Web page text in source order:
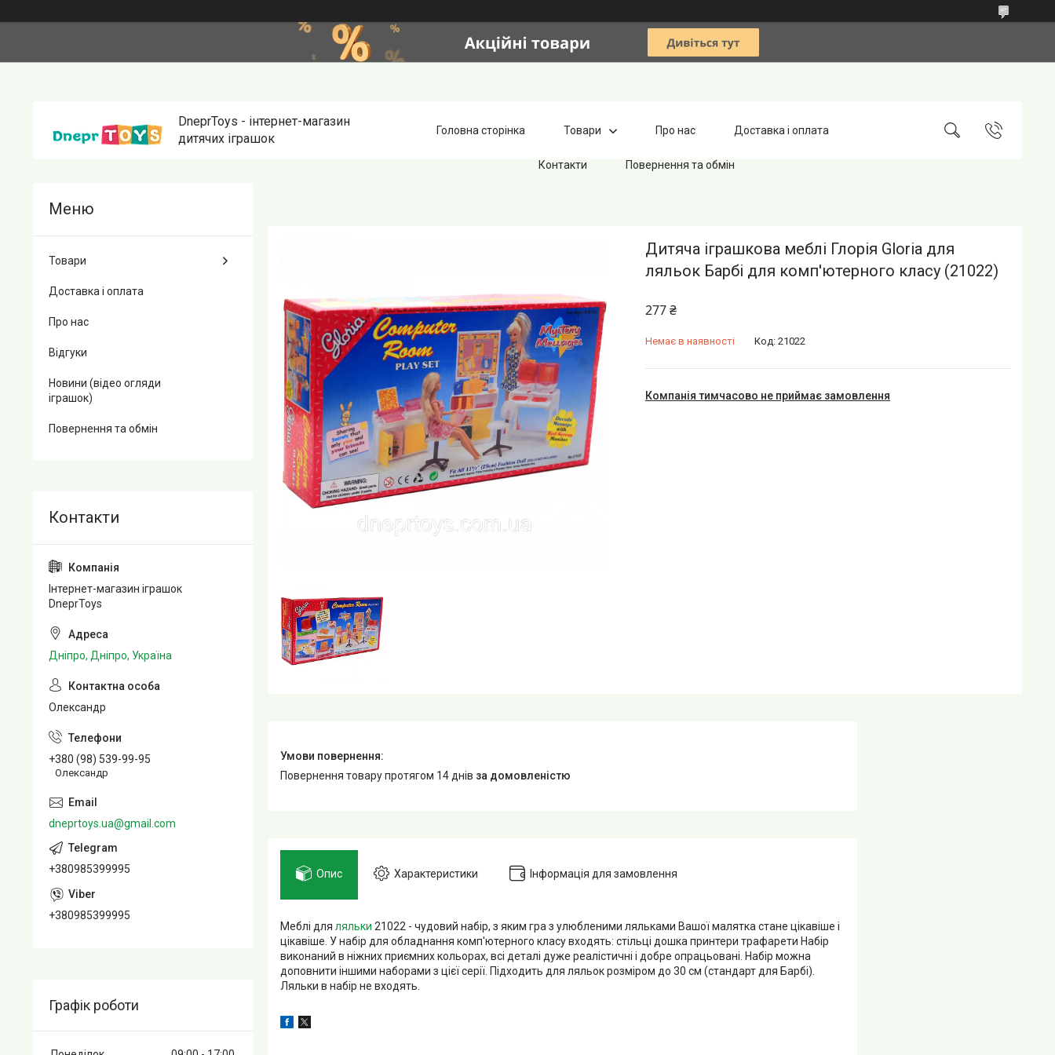
DneprToys - інтернет-магазин
дитячих іграшок
Головна сторінка Товари Про нас Доставка і оплата
Контакти Повернення та обмін
Дитяча іграшкова меблі Глорія Gloria для
ляльок Барбі для комп'ютерного класу (21022)
277 ₴
Немає в наявності Код: 21022
Компанія тимчасово не приймає замовлення
повернення товару протягом 14 днів за домовленістю
Опис Характеристики Інформація для замовлення
Меблі для ляльки 21022 - чудовий набір, з яким гра з улюбленими ляльками Вашої малятка стане цікавіше і
цікавіше. У набір для обладнання комп'ютерного класу входять: стільці дошка принтери трафарети Набір
виконаний в ніжних приємних кольорах, всі деталі дуже реалістичні і добре опрацьовані. Набір можна
доповнити іншими наборами з цієї серії. Підходить для ляльок розміром до 30 см (стандарт для Барбі).
Ляльки в набір не входять.
Товари
Доставка і оплата
Про нас
Відгуки
Новини (відео огляди
іграшок)
Повернення та обмін
Інтернет-магазин іграшок
DneprToys
Дніпро, Дніпро, Україна
Олександр
+380 (98) 539-99-95
Олександр
dneprtoys.ua@gmail.com
+380985399995
+380985399995
Графік роботи